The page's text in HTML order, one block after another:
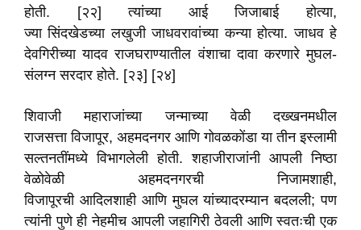
होती. [२२] त्यांच्या आई जिजाबाई होत्या,
ज्या सिंदखेडच्या लखुजी जाधवरावांच्या कन्या होत्या. जाधव हे
देवगिरीच्या यादव राजघराण्यातील वंशाचा दावा करणारे मुघल-
संलग्न सरदार होते. [२३] [२४]
शिवाजी महाराजांच्या जन्माच्या वेळी दख्खनमधील
राजसत्ता विजापूर, अहमदनगर आणि गोवळकोंडा या तीन इस्लामी
सल्तनतींमध्ये विभागलेली होती. शहाजीराजांनी आपली निष्ठा
वेळोवेळी अहमदनगरची निजामशाही,
विजापूरची आदिलशाही आणि मुघल यांच्यादरम्यान बदलली; पण
त्यांनी पुणे ही नेहमीच आपली जहागिरी ठेवली आणि स्वतःची एक